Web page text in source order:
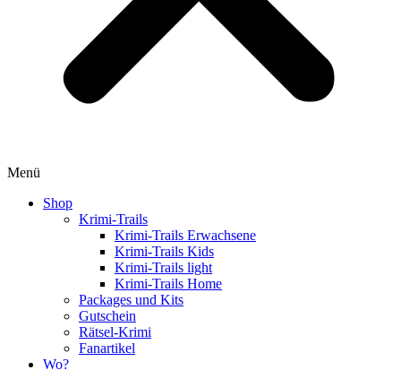
Menü
Shop
Krimi-Trails
Krimi-Trails Erwachsene
Krimi-Trails Kids
Krimi-Trails light
Krimi-Trails Home
Packages und Kits
Gutschein
Rätsel-Krimi
Fanartikel
Wo?